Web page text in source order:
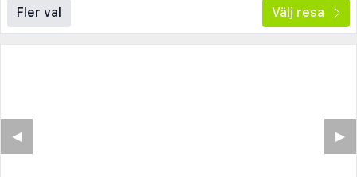
Fler val Välj resa
▶︎
◀︎